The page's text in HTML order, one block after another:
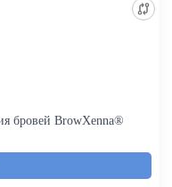
бровей BrowXenna®